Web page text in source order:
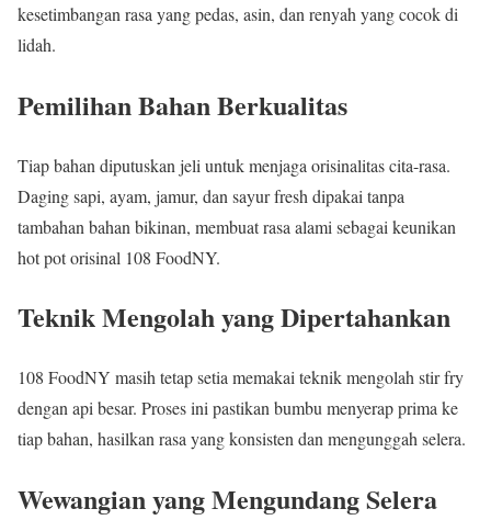
kesetimbangan rasa yang pedas, asin, dan renyah yang cocok di
lidah.
Pemilihan Bahan Berkualitas
Tiap bahan diputuskan jeli untuk menjaga orisinalitas cita-rasa.
Daging sapi, ayam, jamur, dan sayur fresh dipakai tanpa
tambahan bahan bikinan, membuat rasa alami sebagai keunikan
hot pot orisinal 108 FoodNY.
Teknik Mengolah yang Dipertahankan
108 FoodNY masih tetap setia memakai teknik mengolah stir fry
dengan api besar. Proses ini pastikan bumbu menyerap prima ke
tiap bahan, hasilkan rasa yang konsisten dan mengunggah selera.
Wewangian yang Mengundang Selera